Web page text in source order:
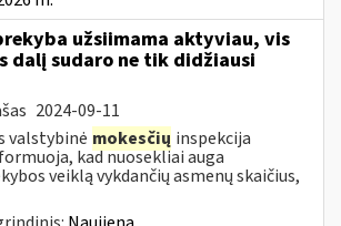
užsiimama aktyviau, vis
dalį sudaro ne tik didžiausi
2024-09-11
valstybinė mokesčių inspekcija
kad nuosekliai auga
veiklą vykdančių asmenų skaičius,